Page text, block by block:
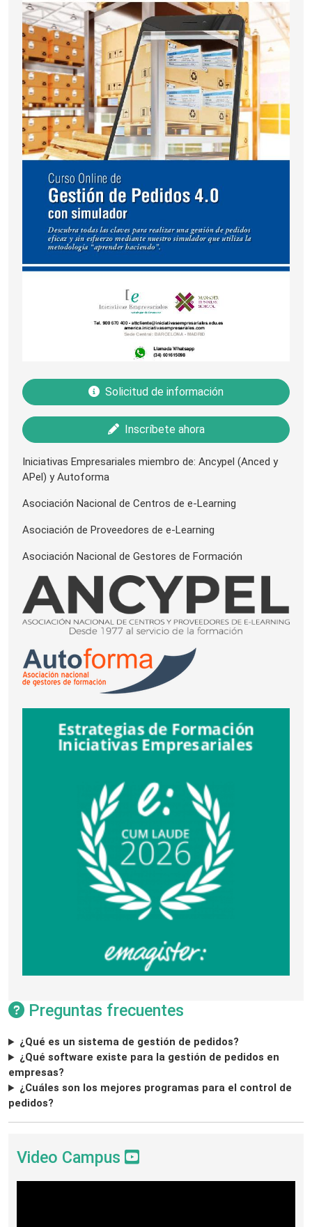
Solicitud de información
Inscríbete ahora
Iniciativas Empresariales miembro de: Ancypel (Anced y
APel) y Autoforma
Asociación Nacional de Centros de e-Learning
Asociación de Proveedores de e-Learning
Asociación Nacional de Gestores de Formación
Preguntas frecuentes
¿Qué es un sistema de gestión de pedidos?
¿Qué software existe para la gestión de pedidos en
empresas?
¿Cuáles son los mejores programas para el control de
pedidos?
Video Campus